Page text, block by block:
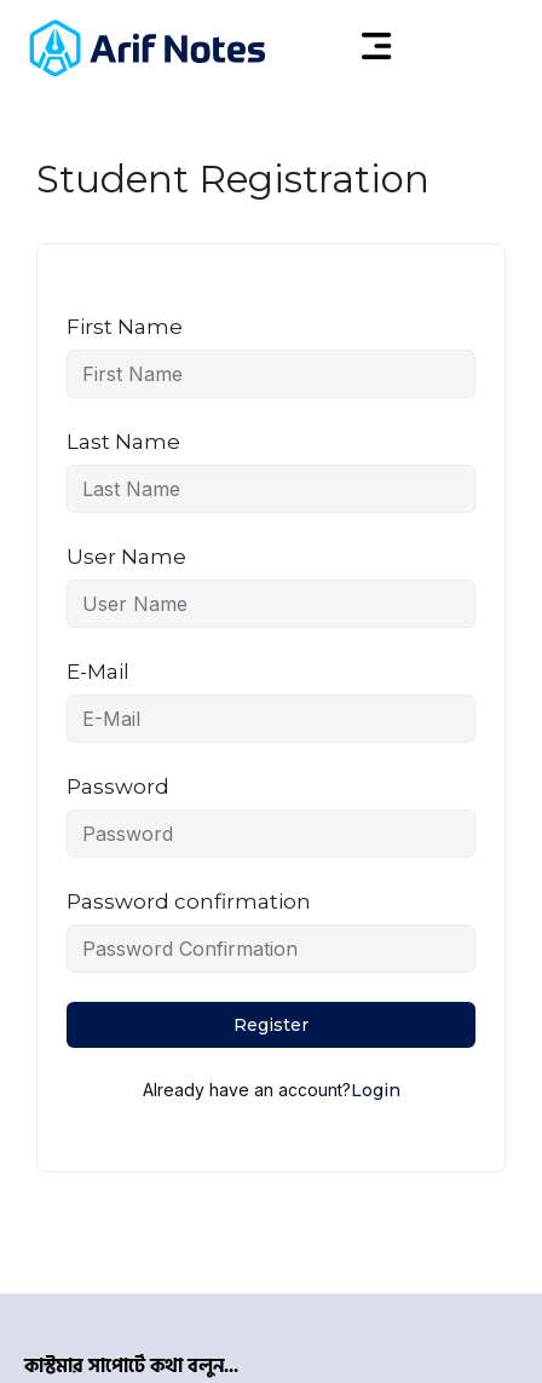
Student Registration
First Name
Last Name
User Name
E-Mail
Password
Password confirmation
Register
Already have an account?Login
কাস্টমার সাপোর্টে কথা বলুন...